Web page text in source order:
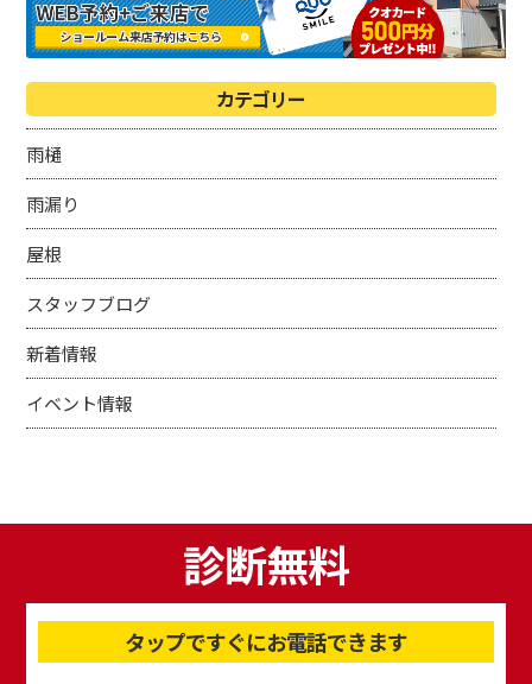
カテゴリー
雨樋
雨漏り
屋根
スタッフブログ
新着情報
イベント情報
診断無料
タップですぐにお電話できます